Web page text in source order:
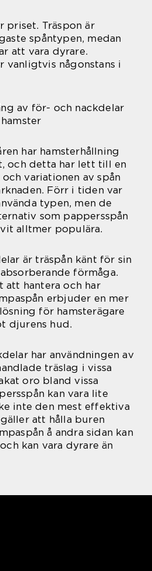
priset. Träspon är
spåntypen, medan
att vara dyrare.
vanligtvis någonstans i
av för- och nackdelar
har hamsterhållning
och detta har lett till en
variationen av spån
Förr i tiden var
typen, men de
som pappersspån
alltmer populära.
är träspån känt för sin
förmåga.
att hantera och har
erbjuder en mer
för hamsterägare
djurens hud.
har användningen av
träslag i vissa
oro bland vissa
kan vara lite
inte den mest effektiva
att hålla buren
å andra sidan kan
kan vara dyrare än